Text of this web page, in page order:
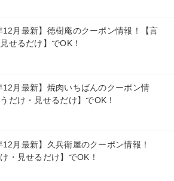
12月最新】徳樹庵のクーポン情報！【言
せるだけ】でOK！
12月最新】焼肉いちばんのクーポン情
だけ・見せるだけ】でOK！
12月最新】久兵衛屋のクーポン情報！
け・見せるだけ】でOK！